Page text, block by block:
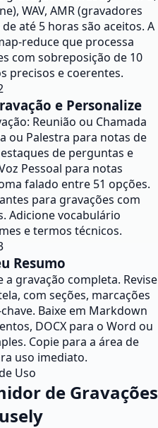
WAV, AMR (gravadores
até 5 horas são aceitos. A
reduce que processa
com sobreposição de 10
precisos e coerentes.
e Personalize
Reunião ou Chamada
ou Palestra para notas de
de perguntas e
Pessoal para notas
falado entre 51 opções.
para gravações com
Adicione vocabulário
e termos técnicos.
Resumo
gravação completa. Revise
com seções, marcações
Baixe em Markdown
DOCX para o Word ou
Copie para a área de
uso imediato.
Uso
de Gravações